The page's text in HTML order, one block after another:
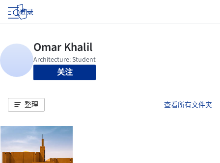
登录
关注
整理 查看所有文件夹